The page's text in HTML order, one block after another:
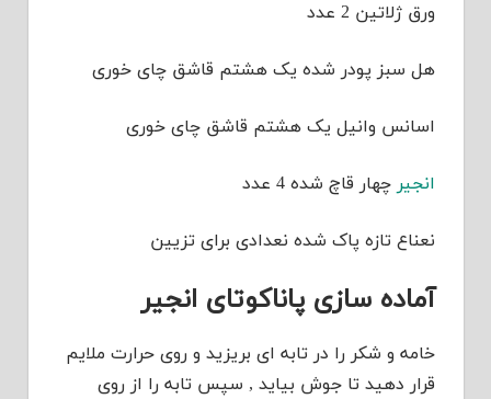
ورق ژلاتین 2 عدد
هل سبز پودر شده یک هشتم قاشق چای خوری
اسانس وانیل یک هشتم قاشق چای خوری
انجیر چهار قاچ شده 4 عدد
نعناع تازه پاک شده نعدادی برای تزیین
آماده سازی پاناکوتای انجیر
خامه و شکر را در تابه ای بریزید و روی حرارت ملایم
قرار دهید تا جوش بیاید , سپس تابه را از روی